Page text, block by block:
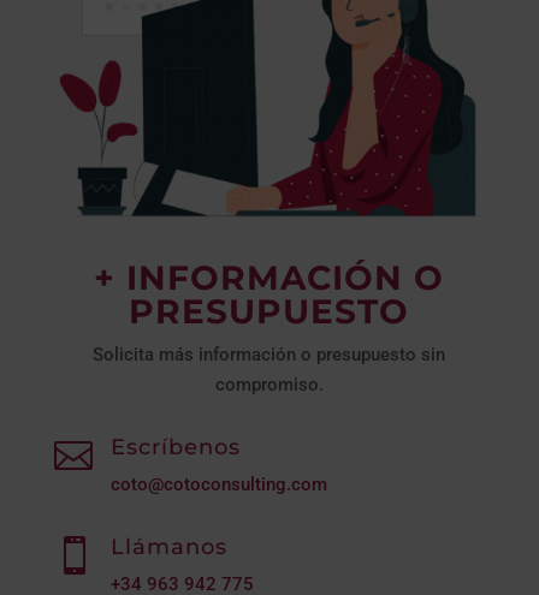
+ INFORMACIÓN O
PRESUPUESTO
Solicita más información o presupuesto sin
compromiso.
 Escríbenos
coto@cotoconsulting.com
 Llámanos
+34 963 942 775